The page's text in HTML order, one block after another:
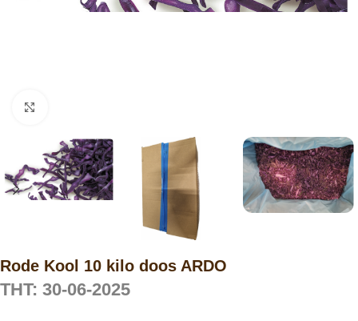
Rode Kool 10 kilo doos ARDO
THT: 30-06-2025